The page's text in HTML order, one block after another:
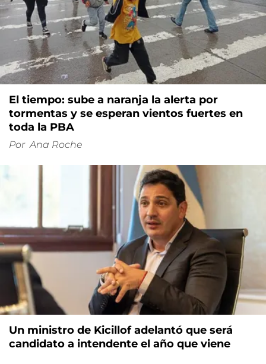
El tiempo: sube a naranja la alerta por
tormentas y se esperan vientos fuertes en
toda la PBA
Por Ana Roche
Un ministro de Kicillof adelantó que será
candidato a intendente el año que viene